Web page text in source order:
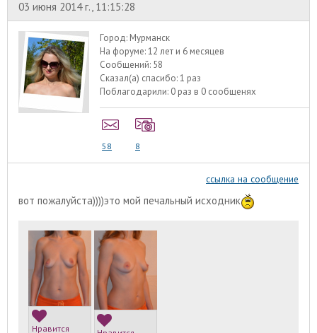
03 июня 2014 г., 11:15:28
Город: Мурманск
На форуме:12 лет и 6 месяцев
Сообщений: 58
Сказал(а) спасибо:1 раз
Поблагодарили: 0 раз в 0 сообщенях
58 8
ссылка на сообщение
вот пожалуйста))))это мой печальный исходник
Нравится